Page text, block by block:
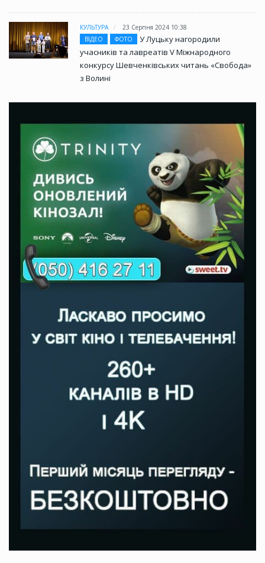
КУЛЬТУРА
23 Серпня 2024 10:38
ВІДЕО
ФОТО
У Луцьку нагородили
учасників та лавреатів V Міжнародного
конкурсу Шевченківських читань «Свобода»
з Волині